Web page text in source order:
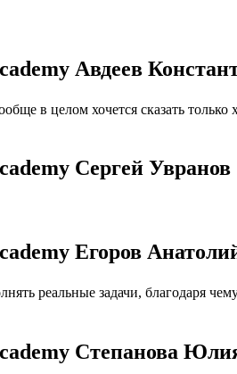
Авдеев
в целом хочется сказать
Сергей Увранов
Егоров
реальные задачи, благодаря
Степанова